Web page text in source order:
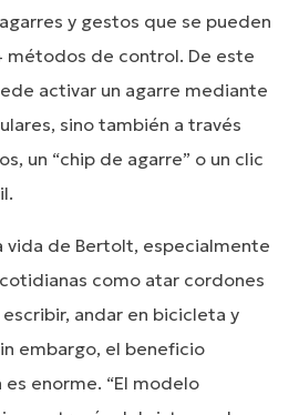
y gestos que se pueden
métodos de control. De este
activar un agarre mediante
sino también a través
un “chip de agarre” o un clic
vida de Bertolt, especialmente
como atar cordones
andar en bicicleta y
embargo, el beneficio
enorme. “El modelo